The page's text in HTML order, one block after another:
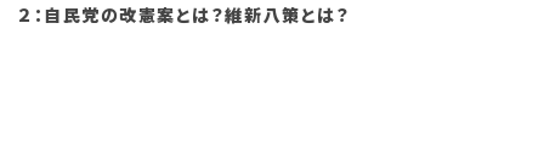
２：自民党の改憲案とは？維新八策とは？